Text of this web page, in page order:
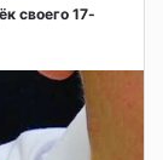
своего 17-